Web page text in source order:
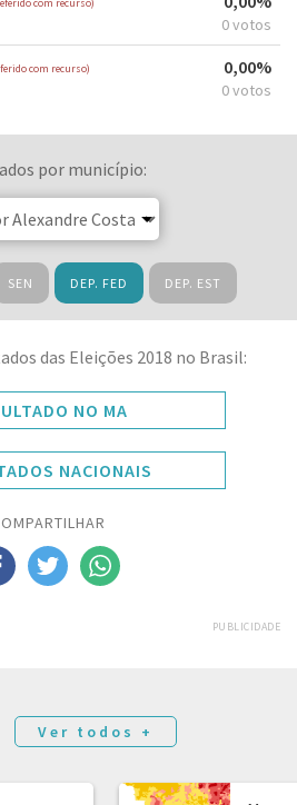
0 votos
com recurso) 0,00%
0 votos
por município:
SEN DEP. FED DEP. EST
das Eleições 2018 no Brasil:
NO MA
NACIONAIS
PUBLICIDADE
Ver todos +